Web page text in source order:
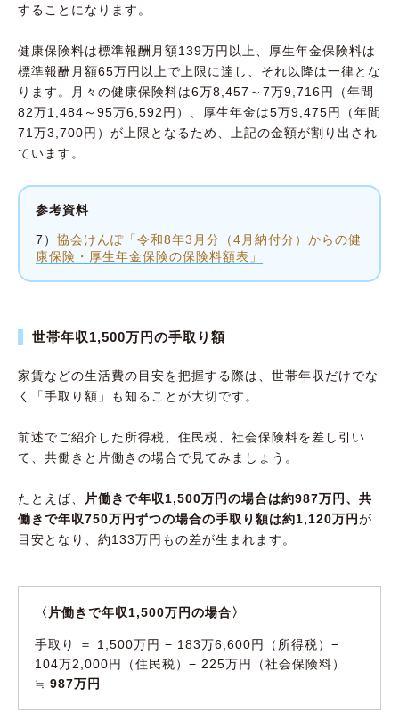
することになります。
健康保険料は標準報酬月額139万円以上、厚生年金保険料は
標準報酬月額65万円以上で上限に達し、それ以降は一律とな
ります。月々の健康保険料は6万8,457～7万9,716円（年間
82万1,484～95万6,592円）、厚生年金は5万9,475円（年間
71万3,700円）が上限となるため、上記の金額が割り出され
ています。
参考資料
7） 協会けんぽ「令和8年3月分（4月納付分）からの健
康保険・厚生年金保険の保険料額表」
世帯年収1,500万円の手取り額
家賃などの生活費の目安を把握する際は、世帯年収だけでな
く「手取り額」も知ることが大切です。
前述でご紹介した所得税、住民税、社会保険料を差し引い
て、共働きと片働きの場合で見てみましょう。
たとえば、
片働きで年収1,500万円の場合は約987万円、共
働きで年収750万円ずつの場合の手取り額は約1,120万円が
目安となり、約133万円もの差が生まれます。
〈片働きで年収1,500万円の場合〉
手取り ＝ 1,500万円 − 183万6,600円（所得税）−
104万2,000円（住民税）− 225万円（社会保険料）
≒987万円